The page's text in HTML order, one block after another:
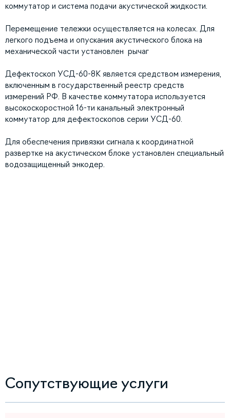
коммутатор и система подачи акустической жидкости.
Перемещение тележки осуществляется на колесах. Для
легкого подъема и опускания акустического блока на
механической части установлен рычаг
Дефектоскоп УСД-60-8К является средством измерения,
включенным в государственный реестр средств
измерений РФ. В качестве коммутатора используется
высокоскоростной 16-ти канальный электронный
коммутатор для дефектоскопов серии УСД-60.
Для обеспечения привязки сигнала к координатной
развертке на акустическом блоке установлен специальный
водозащищенный энкодер.
Сопутствующие услуги